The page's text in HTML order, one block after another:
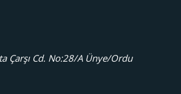
Çarşı Cd. No:28/A Ünye/Ordu